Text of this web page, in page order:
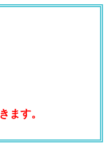
ます。